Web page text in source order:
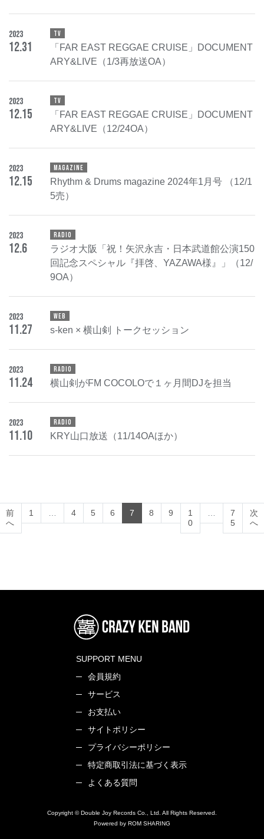
2023
12.31
TV
「FAR EAST REGGAE CRUISE」DOCUMENT
ARY&LIVE（1/3再放送OA）
2023
12.15
TV
「FAR EAST REGGAE CRUISE」DOCUMENT
ARY&LIVE（12/24OA）
2023
12.15
MAGAZINE
Rhythm & Drums magazine 2024年1月号 （12/1
5売）
2023
12.6
RADIO
ラジオ大阪「祝！矢沢永吉・日本武道館公演150
回記念スペシャル『拝啓、YAZAWA様』」（12/
9OA）
2023
11.27
WEB
s-ken × 横山剣 トークセッション
2023
11.24
RADIO
横山剣がFM COCOLOで１ヶ月間DJを担当
2023
11.10
RADIO
KRY山口放送（11/14OAほか）
前
へ
1 4 5 6 7 (current)
8 9
1
0
7
5
次
へ
SUPPORT MENU
会員規約
サービス
お支払い
サイトポリシー
プライバシーポリシー
特定商取引法に基づく表示
よくある質問
Copyright © Double Joy Records Co., Ltd. All Rights Reserved.
Powered by ROM SHARING